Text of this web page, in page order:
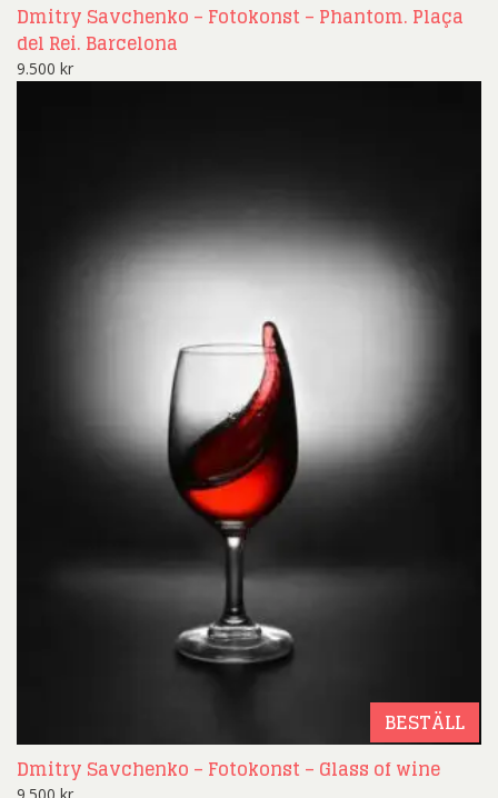
Dmitry Savchenko – Fotokonst – Phantom. Plaça
del Rei. Barcelona
9.500 kr
BESTÄLL
Dmitry Savchenko – Fotokonst – Glass of wine